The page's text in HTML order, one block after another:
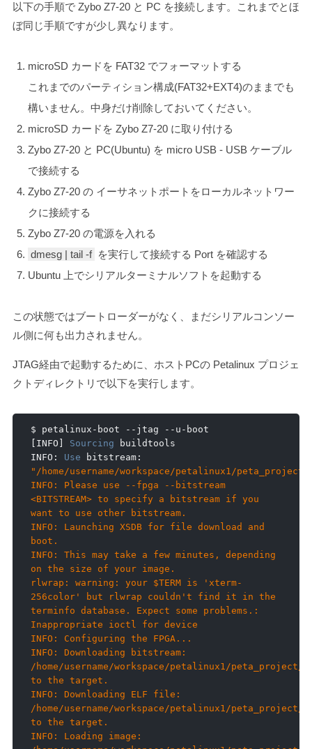
以下の手順で Zybo Z7-20 と PC を接続します。これまでとほ
ぼ同じ手順ですが少し異なります。
microSD カードを FAT32 でフォーマットする
これまでのパーティション構成(FAT32+EXT4)のままでも
構いません。中身だけ削除しておいてください。
microSD カードを Zybo Z7-20 に取り付ける
Zybo Z7-20 と PC(Ubuntu) を micro USB - USB ケーブル
で接続する
Zybo Z7-20 の イーサネットポートをローカルネットワー
クに接続する
Zybo Z7-20 の電源を入れる
dmesg | tail -f を実行して接続する Port を確認する
Ubuntu 上でシリアルターミナルソフトを起動する
この状態ではブートローダーがなく、まだシリアルコンソー
ル側に何も出力されません。
JTAG経由で起動するために、ホストPCの Petalinux プロジェ
クトディレクトリで以下を実行します。
$ petalinux - boot -- jtag -- u -
INFO Sourcing buildtools
INFO : Use bitstream:
"/home/username/workspace/petalinux1/
INFO: Please use --fpga --bitstream
<BITSTREAM> to specify a bitstream if you
want to use other bitstream.
INFO: Launching XSDB for file download and
boot.
INFO: This may take a few minutes, depending
on the size of your image.
rlwrap: warning: your $TERM is 'xterm-
256color' but rlwrap couldn't find it in the
terminfo database. Expect some problems.:
Inappropriate ioctl for device
INFO: Configuring the FPGA...
INFO: Downloading bitstream:
/home/username/workspace/petalinux1/
to the target.
INFO: Downloading ELF file:
/home/username/workspace/petalinux1/
to the target.
INFO: Loading image: